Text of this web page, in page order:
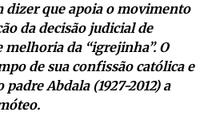
dizer que apoia o movimento
da decisão judicial de
da “igrejinha”. O
de sua confissão católica e
Abdala (1927-2012) a